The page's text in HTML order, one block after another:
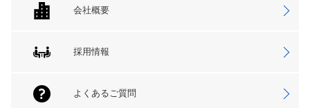
会社概要
採用情報
よくあるご質問